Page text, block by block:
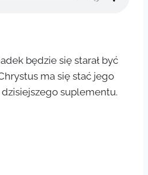
będzie się starał być
ma się stać jego
dzisiejszego suplementu.